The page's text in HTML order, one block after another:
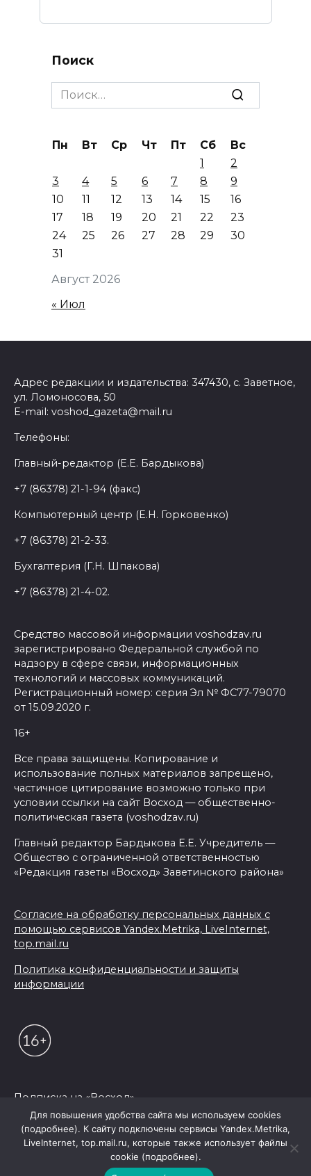
Поиск
Search
for:
Август 2026
Пн Вт Ср Чт Пт Сб
Вс
1
2
3
4 5 6 7 8
9
10
11 12 13 14 15
16
17
18 19 20 21 22
23
24
25 26 27 28 29
30
31
« Июл
Адрес редакции и издательства: 347430, с. Заветное,
ул. Ломоносова, 50
E-mail: voshod_gazeta@mail.ru
Телефоны:
Главный-редактор (Е.Е. Бардыкова)
+7 (86378) 21-1-94 (факс)
Компьютерный центр (Е.Н. Горковенко)
+7 (86378) 21-2-33.
Бухгалтерия (Г.Н. Шпакова)
+7 (86378) 21-4-02.
Средство массовой информации voshodzav.ru
зарегистрировано Федеральной службой по
надзору в сфере связи, информационных
технологий и массовых коммуникаций.
Регистрационный номер: серия Эл № ФС77-79070
от 15.09.2020 г.
16+
Все права защищены. Копирование и
использование полных материалов запрещено,
частичное цитирование возможно только при
условии ссылки на сайт Восход — общественно-
политическая газета (voshodzav.ru)
Главный редактор Бардыкова Е.Е. Учредитель —
Общество с ограниченной ответственностью
«Редакция газеты «Восход» Заветинского района»
Согласие на обработку персональных данных с
помощью сервисов Yandex.Metrika, LiveInternet,
top.mail.ru
Политика конфиденциальности и защиты
информации
Подписка на «Восход»
© 2026 Редакция "Восход"
Для повышения удобства сайта мы используем cookies
(подробнее). К сайту подключены сервисы Yandex.Metrika,
LiveInternet, top.mail.ru, которые также использует файлы
cookie (подробнее).